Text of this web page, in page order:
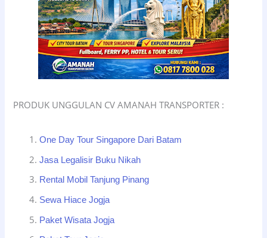
PRODUK UNGGULAN CV AMANAH TRANSPORTER :
One Day Tour Singapore Dari Batam
Jasa Legalisir Buku Nikah
Rental Mobil Tanjung Pinang
Sewa Hiace Jogja
Paket Wisata Jogja